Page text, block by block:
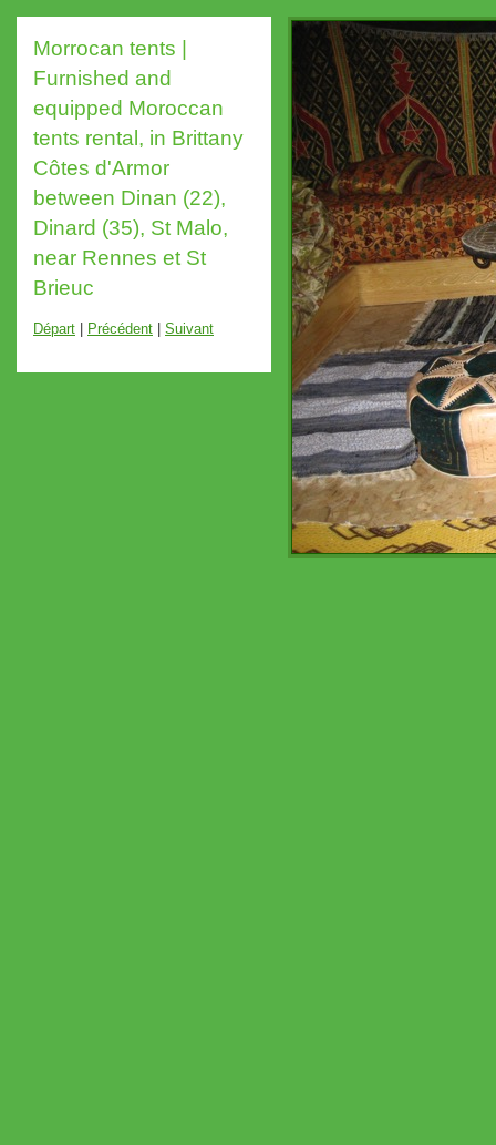
Morrocan tents |
Furnished and
equipped Moroccan
tents rental, in Brittany
Côtes d'Armor
between Dinan (22),
Dinard (35), St Malo,
near Rennes et St
Brieuc
Départ Précédent Suivant